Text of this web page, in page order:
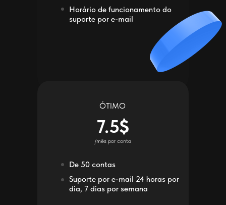
ÓTIMO
/mês por conta
7.5$
De 50 contas
Suporte por e-mail 24 horas por
dia, 7 dias por semana
Horário de funcionamento do
suporte por e-mail